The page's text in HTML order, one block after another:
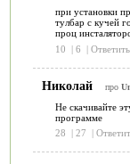
при установки
тулбар с кучей
проц
10
| 6 | Ответить
Николай про
Не скачивайте
программе
28
| 27 |